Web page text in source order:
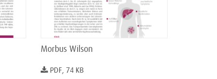
Morbus Wilson
PDF, 74 KB